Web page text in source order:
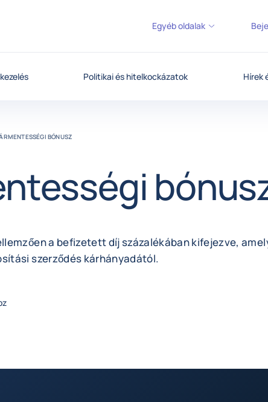
Politikai és hitelkockázatok Hírek
Egyéb oldalak
BÓNUSZ
a befizetett díj százalékában kifejezve,
szerződés kárhányadától.